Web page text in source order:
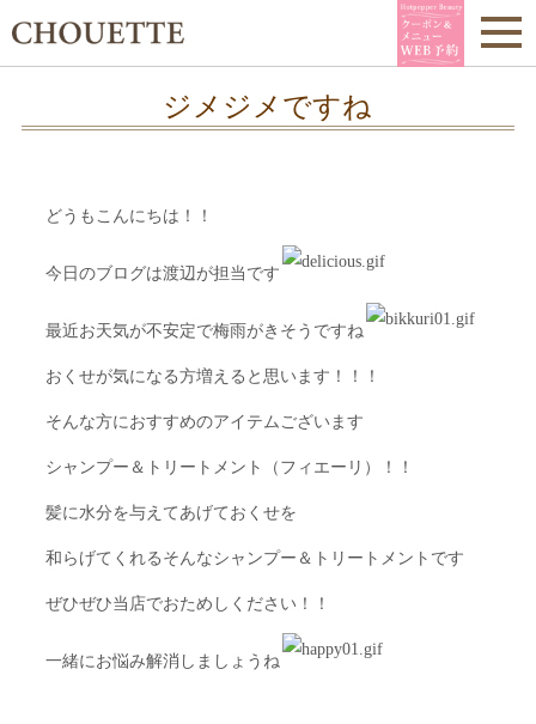
ジメジメですね
どうもこんにちは！！
今日のブログは渡辺が担当です
最近お天気が不安定で梅雨がきそうですね
おくせが気になる方増えると思います！！！
そんな方におすすめのアイテムございます
シャンプー＆トリートメント（フィエーリ）！！
髪に水分を与えてあげておくせを
和らげてくれるそんなシャンプー＆トリートメントです
ぜひぜひ当店でおためしください！！
一緒にお悩み解消しましょうね